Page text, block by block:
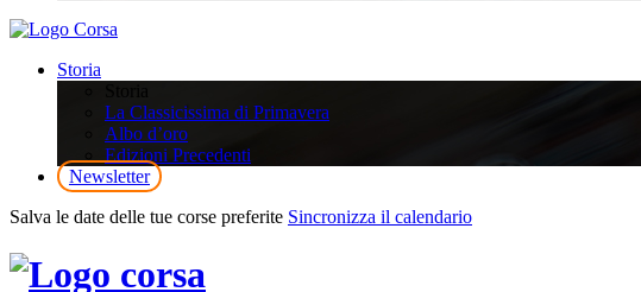
Storia
La Classicissima di Primavera
Albo d’oro
Edizioni Precedenti
Newsletter
Salva le date delle tue corse preferite Sincronizza il calendario